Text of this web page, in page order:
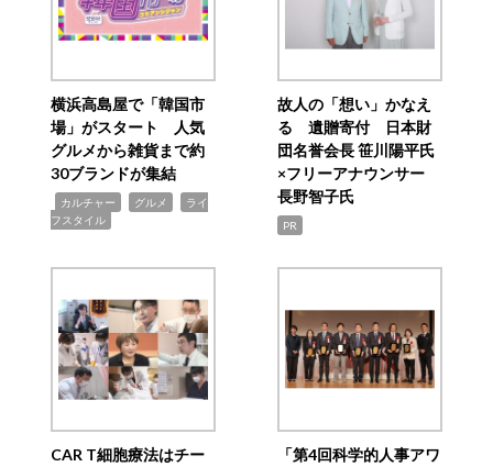
横浜高島屋で「韓国市
場」がスタート 人気
グルメから雑貨まで約
30ブランドが集結
カルチャー グルメ
ライ
フスタイル
故人の「想い」かなえ
る 遺贈寄付 日本財
団名誉会長 笹川陽平氏
×フリーアナウンサー
長野智子氏
PR
CAR T細胞療法はチー
「第4回科学的人事アワ